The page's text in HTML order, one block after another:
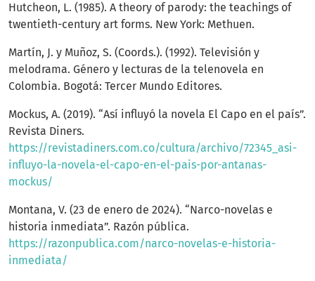
Hutcheon, L. (1985). A theory of parody: the teachings of
twentieth-century art forms. New York: Methuen.
Martín, J. y Muñoz, S. (Coords.). (1992). Televisión y
melodrama. Género y lecturas de la telenovela en
Colombia. Bogotá: Tercer Mundo Editores.
Mockus, A. (2019). “Así influyó la novela El Capo en el país”.
Revista Diners.
https://revistadiners.com.co/cultura/archivo/72345_asi-
influyo-la-novela-el-capo-en-el-pais-por-antanas-
mockus/
Montana, V. (23 de enero de 2024). “Narco-novelas e
historia inmediata”. Razón pública.
https://razonpublica.com/narco-novelas-e-historia-
inmediata/